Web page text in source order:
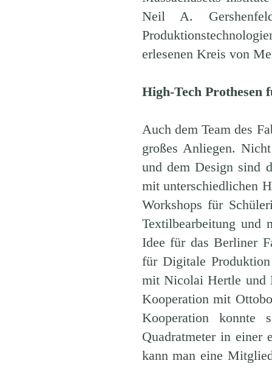
Neil A.
erlesenen Kreis von
High-Tech Prothesen
Auch dem Team des
großes Anliegen.
und dem Design sind
mit unterschiedlichen
Workshops für
Textilbearbeitung und
Idee für das Berliner
für Digitale
mit Nicolai Hertle und
Kooperation mit
Kooperation konnte
Quadratmeter in einer
kann man eine